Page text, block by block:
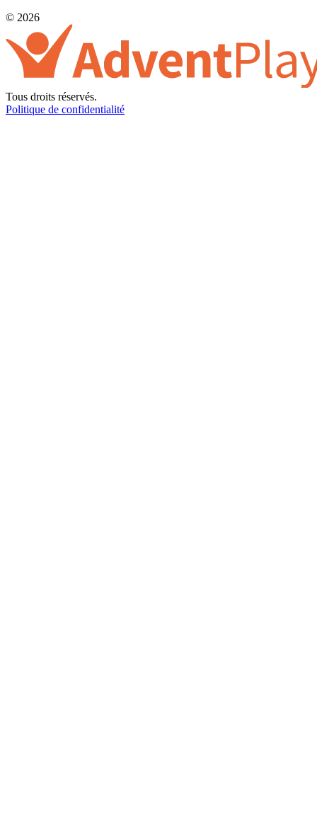
© 2026
Tous droits réservés.
Politique de confidentialité